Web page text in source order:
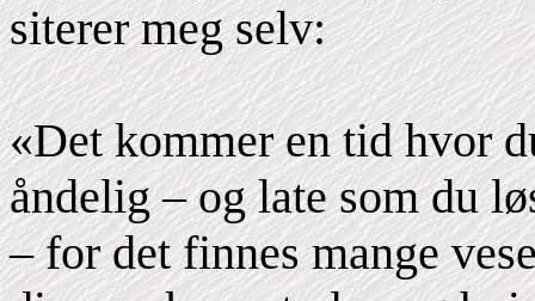
siterer meg selv:
«Det kommer en tid hvor
åndelig – og late som du
– for det finnes mange